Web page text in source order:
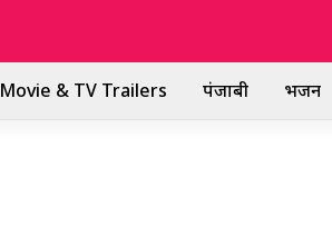
Movie & TV Trailers पंजाबी भजन